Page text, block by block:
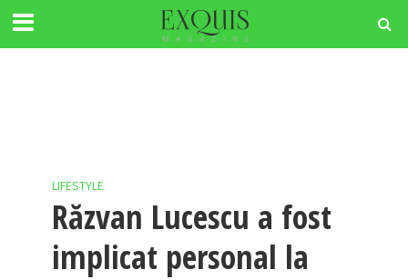
LIFESTYLE
Răzvan Lucescu a fost
implicat personal la